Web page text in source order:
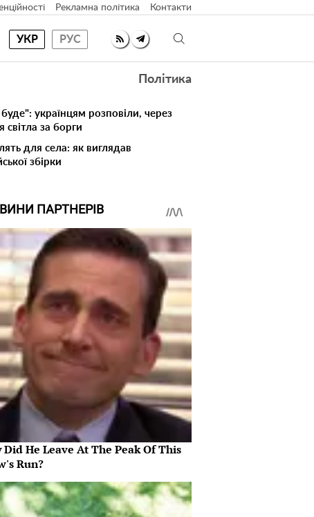
Рекламна політика Контакти
УКР РУС
Політика
українцям розповіли, через
за борги
для села: як виглядав
збірки
ПАРТНЕРІВ
Did He Leave At The Peak Of This
Run?